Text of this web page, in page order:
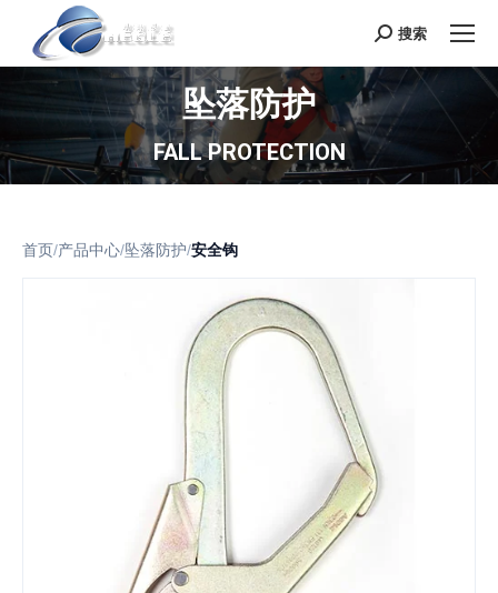
Search:
搜索
坠落防护
FALL PROTECTION
首页 /产品中心/坠落防护/安全钩